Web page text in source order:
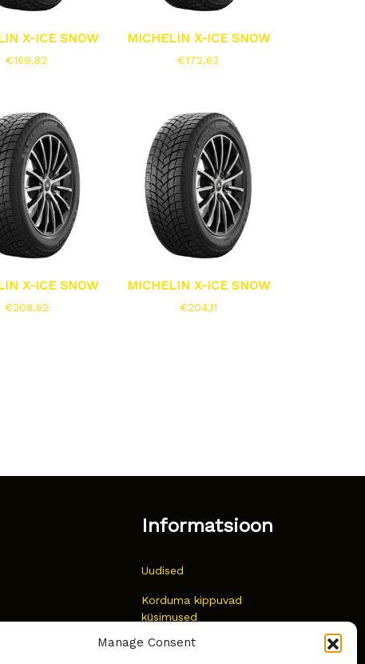
Manage Consent
X-ICE SNOW
€169,82
MICHELIN X-ICE SNOW
€172,63
X-ICE SNOW
€208,62
MICHELIN X-ICE SNOW
€204,11
Informatsioon
Uudised
Korduma kippuvad
küsimused
Kust osta?